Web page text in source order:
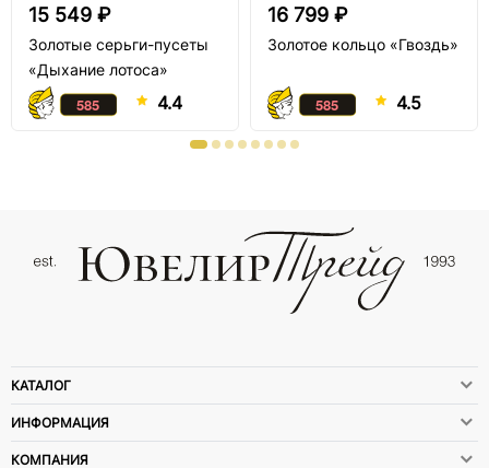
15 549 ₽
Золотые серьги-пусеты
«Дыхание лотоса»
4.4
16 799 ₽
Золотое кольцо «Гвоздь»
4.5
КАТАЛОГ
ИНФОРМАЦИЯ
КОМПАНИЯ